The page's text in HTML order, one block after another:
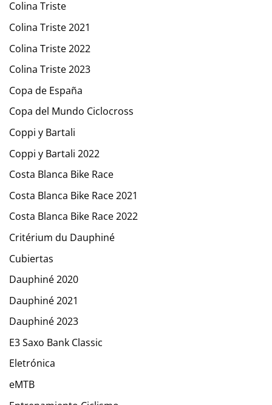
Colina Triste
Colina Triste 2021
Colina Triste 2022
Colina Triste 2023
Copa de España
Copa del Mundo Ciclocross
Coppi y Bartali
Coppi y Bartali 2022
Costa Blanca Bike Race
Costa Blanca Bike Race 2021
Costa Blanca Bike Race 2022
Critérium du Dauphiné
Cubiertas
Dauphiné 2020
Dauphiné 2021
Dauphiné 2023
E3 Saxo Bank Classic
Eletrónica
eMTB